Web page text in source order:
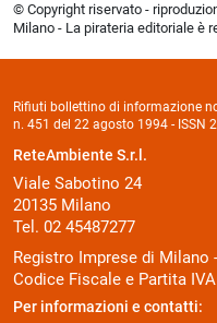
© Copyright riservato -
Milano - La pirateria editoriale è
Rifiuti bollettino di informazione
n. 451 del 22 agosto 1994 - ISSN
ReteAmbiente S.r.l.
Viale Sabotino 24
20135 Milano
Tel. 02 45487277
Registro Imprese di Milano
Codice Fiscale e Partita
Per informazioni e contatti: